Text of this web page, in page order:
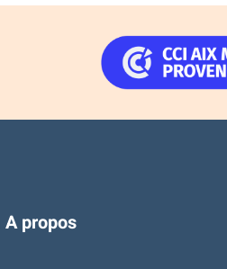
A propos